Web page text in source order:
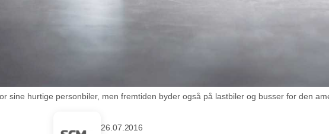
sine hurtige personbiler, men fremtiden byder også på lastbiler og busser for den
26.07.2016